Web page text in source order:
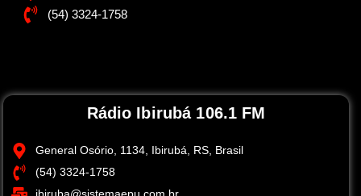
(54) 3324-1758
Rádio Ibirubá 106.1 FM
General Osório, 1134, Ibirubá, RS, Brasil
(54) 3324-1758